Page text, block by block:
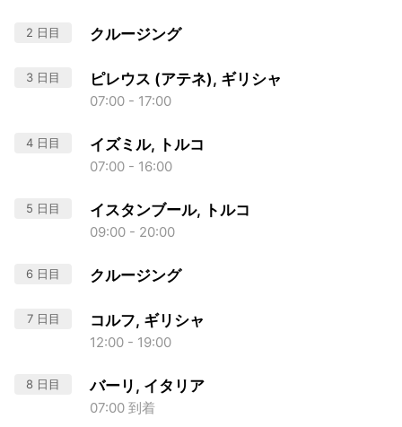
2 日目 クルージング
3 日目 ピレウス (アテネ), ギリシャ
07:00 - 17:00
4 日目 イズミル, トルコ
07:00 - 16:00
5 日目 イスタンブール, トルコ
09:00 - 20:00
6 日目 クルージング
7 日目 コルフ, ギリシャ
12:00 - 19:00
8 日目 バーリ, イタリア
07:00 到着